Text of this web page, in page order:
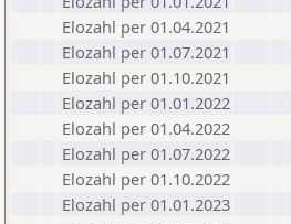
Elozahl per 01.04.2021
Elozahl per 01.07.2021
Elozahl per 01.10.2021
Elozahl per 01.01.2022
Elozahl per 01.04.2022
Elozahl per 01.07.2022
Elozahl per 01.10.2022
Elozahl per 01.01.2023